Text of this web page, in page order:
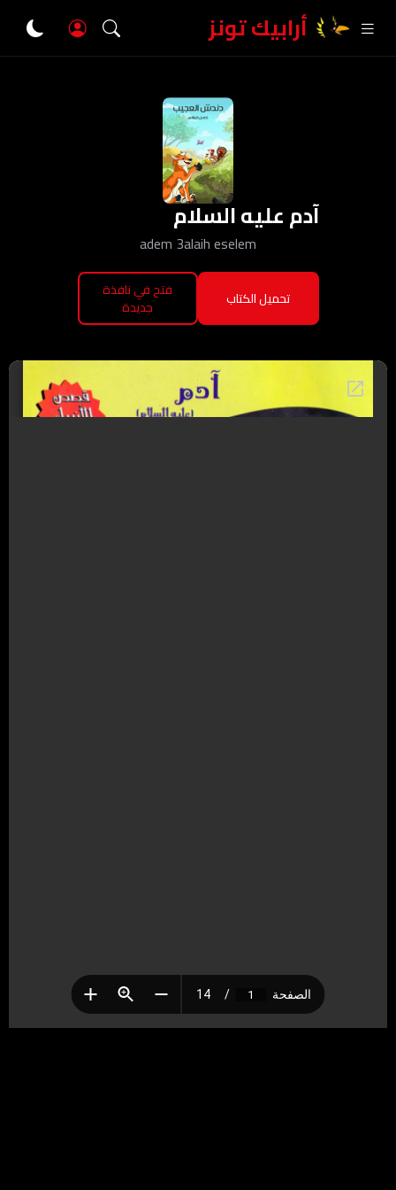
أرابيك تونز
آدم عليه السلام
adem 3alaih eselem
تحميل الكتاب فتح في نافذة
جديدة